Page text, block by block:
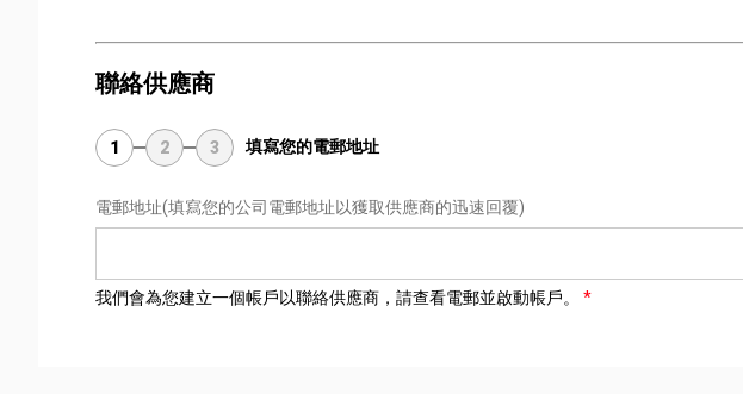
聯絡供應商
1 2 3 填寫您的電郵地址
電郵地址(填寫您的公司電郵地址以獲取供應商的迅速回覆)
我們會為您建立一個帳戶以聯絡供應商，請查看電郵並啟動帳戶。